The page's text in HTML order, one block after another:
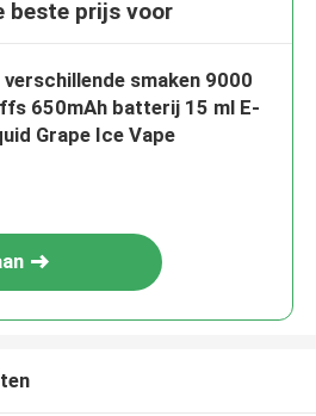
beste prijs voor
verschillende smaken 9000
650mAh batterij 15 ml E-
Grape Ice Vape